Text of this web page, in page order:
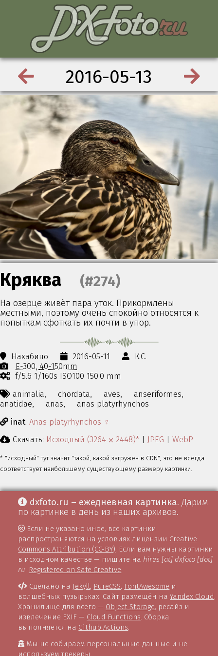
2016-05-13
Кряква (#274)
На озерце живёт пара уток. Прикормлены
местными, поэтому очень спокойно относятся к
попыткам сфоткать их почти в упор.
Нахабино 2016-05-11
К.С.
E-300 40-150mm
f/5.6 1/160s ISO100 150.0 mm
animalia,
chordata, aves,
anseriformes,
anatidae,
anas,
anas platyrhynchos
inat: Anas platyrhynchos ♀
Скачать: Исходный (3264 ⨉ 2448)* JPEG WebP
* "исходный" тут значит "такой, какой загружен в CDN", это не всегда
соответствует наибольшему существующему размеру картинки.
dxfoto.ru – ежедневная картинка. Дарим
по картинке в день из наших архивов.
Если не указано иное, все картинки
распространяются на условиях лицензии Creative
Commons Attribution (CC-BY). Если вам нужны картинки
в исходном качестве — пишите на hires [at] dxfoto [dot]
ru. Registered on Safe Creative
Сделано на Jekyll, PureCSS, FontAwesome и
волшебных пузырьках. Сайт размещён наYandex Cloud.
Хранилище для всего — Object Storage, ресайз и
извлечение EXIF — Cloud Functions. Сборка
выполняется на Github Actions.
Мы не собираем персональные данные и не
используем трекеры.